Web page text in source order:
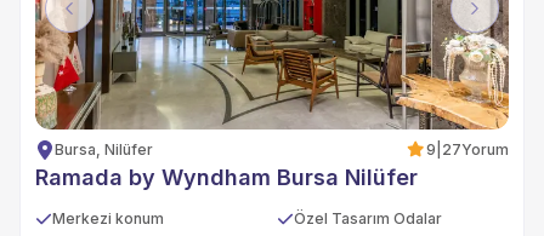
Previous Next
Bursa, Nilüfer 9 27Yorum
Ramada by Wyndham Bursa Nilüfer
Merkezi konum
Özel Tasarım Odalar